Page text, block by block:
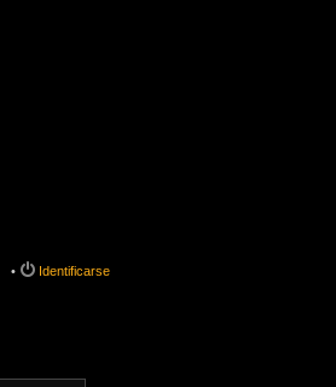
Identificarse